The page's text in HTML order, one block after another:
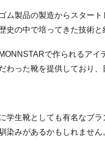
ショ
ム製品の製造からスター
史の中で培ってきた技術
で作られるアイ
わった靴を提供しており、
学生靴としても有名なブ
染みがあるかもしれません